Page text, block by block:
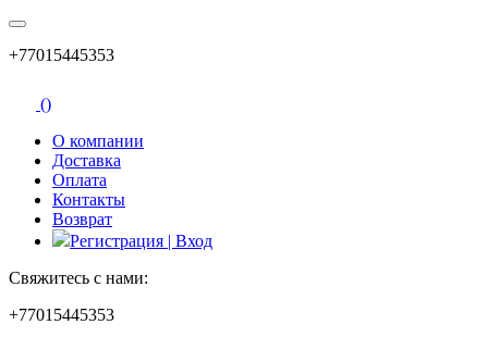
+77015445353
()
О компании
Доставка
Оплата
Контакты
Возврат
Регистрация | Вход
Свяжитесь с нами:
+77015445353